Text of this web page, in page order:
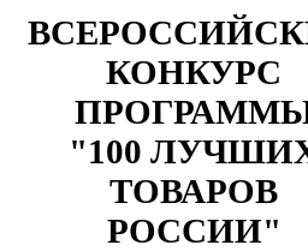
КОНКУРС
"100
ТОВАРОВ
РОССИИ"